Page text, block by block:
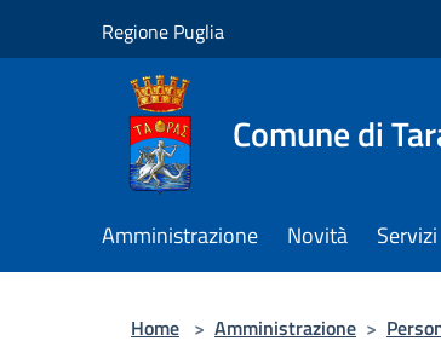
Regione Puglia
Comune di
Amministrazione Novità Servizi
Home > Amministrazione >